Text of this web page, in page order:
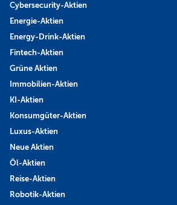
Cybersecurity-Aktien
Energie-Aktien
Energy-Drink-Aktien
Fintech-Aktien
Grüne Aktien
Immobilien-Aktien
KI-Aktien
Konsumgüter-Aktien
Luxus-Aktien
Neue Aktien
Öl-Aktien
Reise-Aktien
Robotik-Aktien